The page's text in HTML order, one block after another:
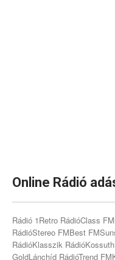
Online Rádió
Rádió 1Retro RádióClass
RádióStereo FMBest
RádióKlasszik
GoldLánchíd RádióTrend